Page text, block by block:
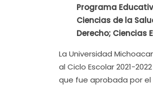
Programa
Ciencias de la
Derecho; Ciencias
La Universidad
al Ciclo Escolar 2021-
que fue aprobada por el